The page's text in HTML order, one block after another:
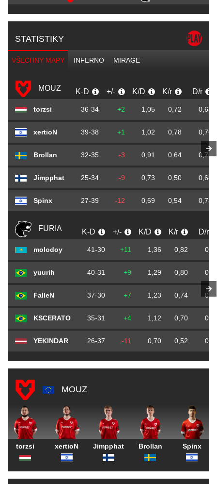
STATISTIKY
VŠECHNY MAPY INFERNO MIRAGE
MOUZ K-D +/- K/D K/r D/r
torzsi 36-34 +2 1,05 0,72 0,68
xertioN 39-38 +1 1,02 0,78 0,76
Brollan 32-35 -3 0,91 0,64 0,70
Jimpphat 25-34 -9 0,73 0,50 0,68
Spinx 27-39 -12 0,69 0,54 0,78
FURIA K-D +/- K/D K/r D/r
molodoy 41-30 +11 1,36 0,82
yuurih 40-31 +9 1,29 0,80
FalleN 37-30 +7 1,23 0,74
KSCERATO 35-31 +4 1,12 0,70
YEKINDAR 26-37 -11 0,70 0,52
MOUZ
torzsi xertioN Jimpphat Brollan Spinx